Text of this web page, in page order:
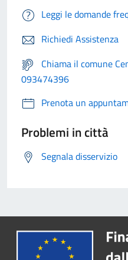
Leggi le domande
Richiedi Assistenza
Chiama il comune
093474396
Prenota un
Problemi in città
Segnala disservizio